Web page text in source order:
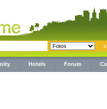
Hotels Forum